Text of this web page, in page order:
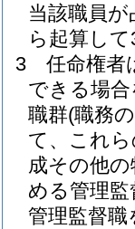
当該職員
ら起算し
3
任命権者
できる場
職群(職務
て、これ
成その他
める管理
管理監督